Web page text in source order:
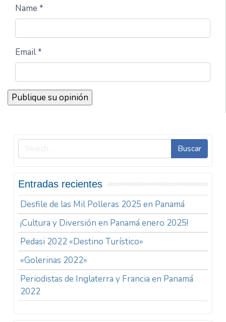
Name *
Email *
Buscar
Entradas recientes
Desfile de las Mil Polleras 2025 en Panamá
¡Cultura y Diversión en Panamá enero 2025!
Pedasi 2022 «Destino Turístico»
«Golerinas 2022»
Periodistas de Inglaterra y Francia en Panamá
2022